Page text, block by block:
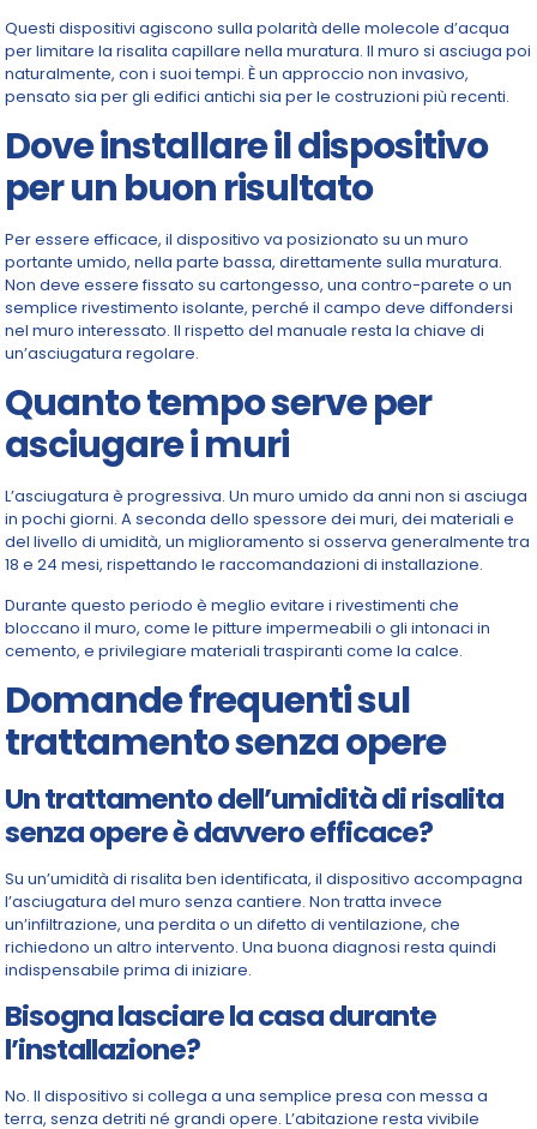
Questi dispositivi agiscono sulla polarità delle molecole d’acqua
per limitare la risalita capillare nella muratura. Il muro si asciuga poi
naturalmente, con i suoi tempi. È un approccio non invasivo,
pensato sia per gli edifici antichi sia per le costruzioni più recenti.
Dove installare il dispositivo
per un buon risultato
Per essere efficace, il dispositivo va posizionato su un muro
portante umido, nella parte bassa, direttamente sulla muratura.
Non deve essere fissato su cartongesso, una contro-parete o un
semplice rivestimento isolante, perché il campo deve diffondersi
nel muro interessato. Il rispetto del manuale resta la chiave di
un’asciugatura regolare.
Quanto tempo serve per
asciugare i muri
L’asciugatura è progressiva. Un muro umido da anni non si asciuga
in pochi giorni. A seconda dello spessore dei muri, dei materiali e
del livello di umidità, un miglioramento si osserva generalmente tra
18 e 24 mesi, rispettando le raccomandazioni di installazione.
Durante questo periodo è meglio evitare i rivestimenti che
bloccano il muro, come le pitture impermeabili o gli intonaci in
cemento, e privilegiare materiali traspiranti come la calce.
Domande frequenti sul
trattamento senza opere
Un trattamento dell’umidità di risalita
senza opere è davvero efficace?
Su un’umidità di risalita ben identificata, il dispositivo accompagna
l’asciugatura del muro senza cantiere. Non tratta invece
un’infiltrazione, una perdita o un difetto di ventilazione, che
richiedono un altro intervento. Una buona diagnosi resta quindi
indispensabile prima di iniziare.
Bisogna lasciare la casa durante
l’installazione?
No. Il dispositivo si collega a una semplice presa con messa a
terra, senza detriti né grandi opere. L’abitazione resta vivibile